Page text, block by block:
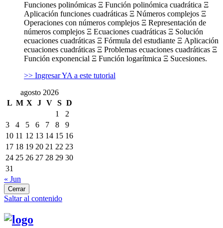
Funciones polinómicas Ξ Función polinómica cuadrática Ξ
Aplicación funciones cuadráticas Ξ Números complejos Ξ
Operaciones con números complejos Ξ Representación de
números complejos Ξ Ecuaciones cuadráticas Ξ Solución
ecuaciones cuadráticas Ξ Fórmula del estudiante Ξ Aplicación
ecuaciones cuadráticas Ξ Problemas ecuaciones cuadráticas Ξ
Función exponencial Ξ Función logarítmica Ξ Sucesiones.
>> Ingresar YA a este tutorial
agosto 2026
L M X J V S D
1
2
3
4 5 6 7 8
9
10 11 12 13 14 15 16
17 18 19 20 21 22 23
24 25 26 27 28 29 30
31
« Jun
Cerrar
Saltar al contenido